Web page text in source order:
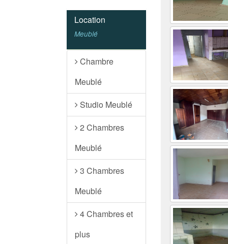
Location
Meublé
Chambre
Meublé
Studio Meublé
2 Chambres
Meublé
3 Chambres
Meublé
4 Chambres et
plus